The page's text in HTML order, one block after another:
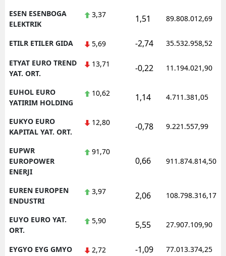
ESEN ESENBOGA
ELEKTRIK
3,37 1,51 89.808.012,69
ETILR ETILER GIDA 5,69 -2,74 35.532.958,52
ETYAT EURO TREND
YAT. ORT.
13,71 -0,22 11.194.021,90
EUHOL EURO
YATIRIM HOLDING
10,62 1,14 4.711.381,05
EUKYO EURO
KAPITAL YAT. ORT.
12,80 -0,78 9.221.557,99
EUPWR
EUROPOWER
ENERJI
91,70
0,66 911.874.814,50
EUREN EUROPEN
ENDUSTRI
3,97 2,06 108.798.316,17
EUYO EURO YAT.
ORT.
5,90 5,55 27.907.109,90
EYGYO EYG GMYO 2,72 -1,09 77.013.374,25